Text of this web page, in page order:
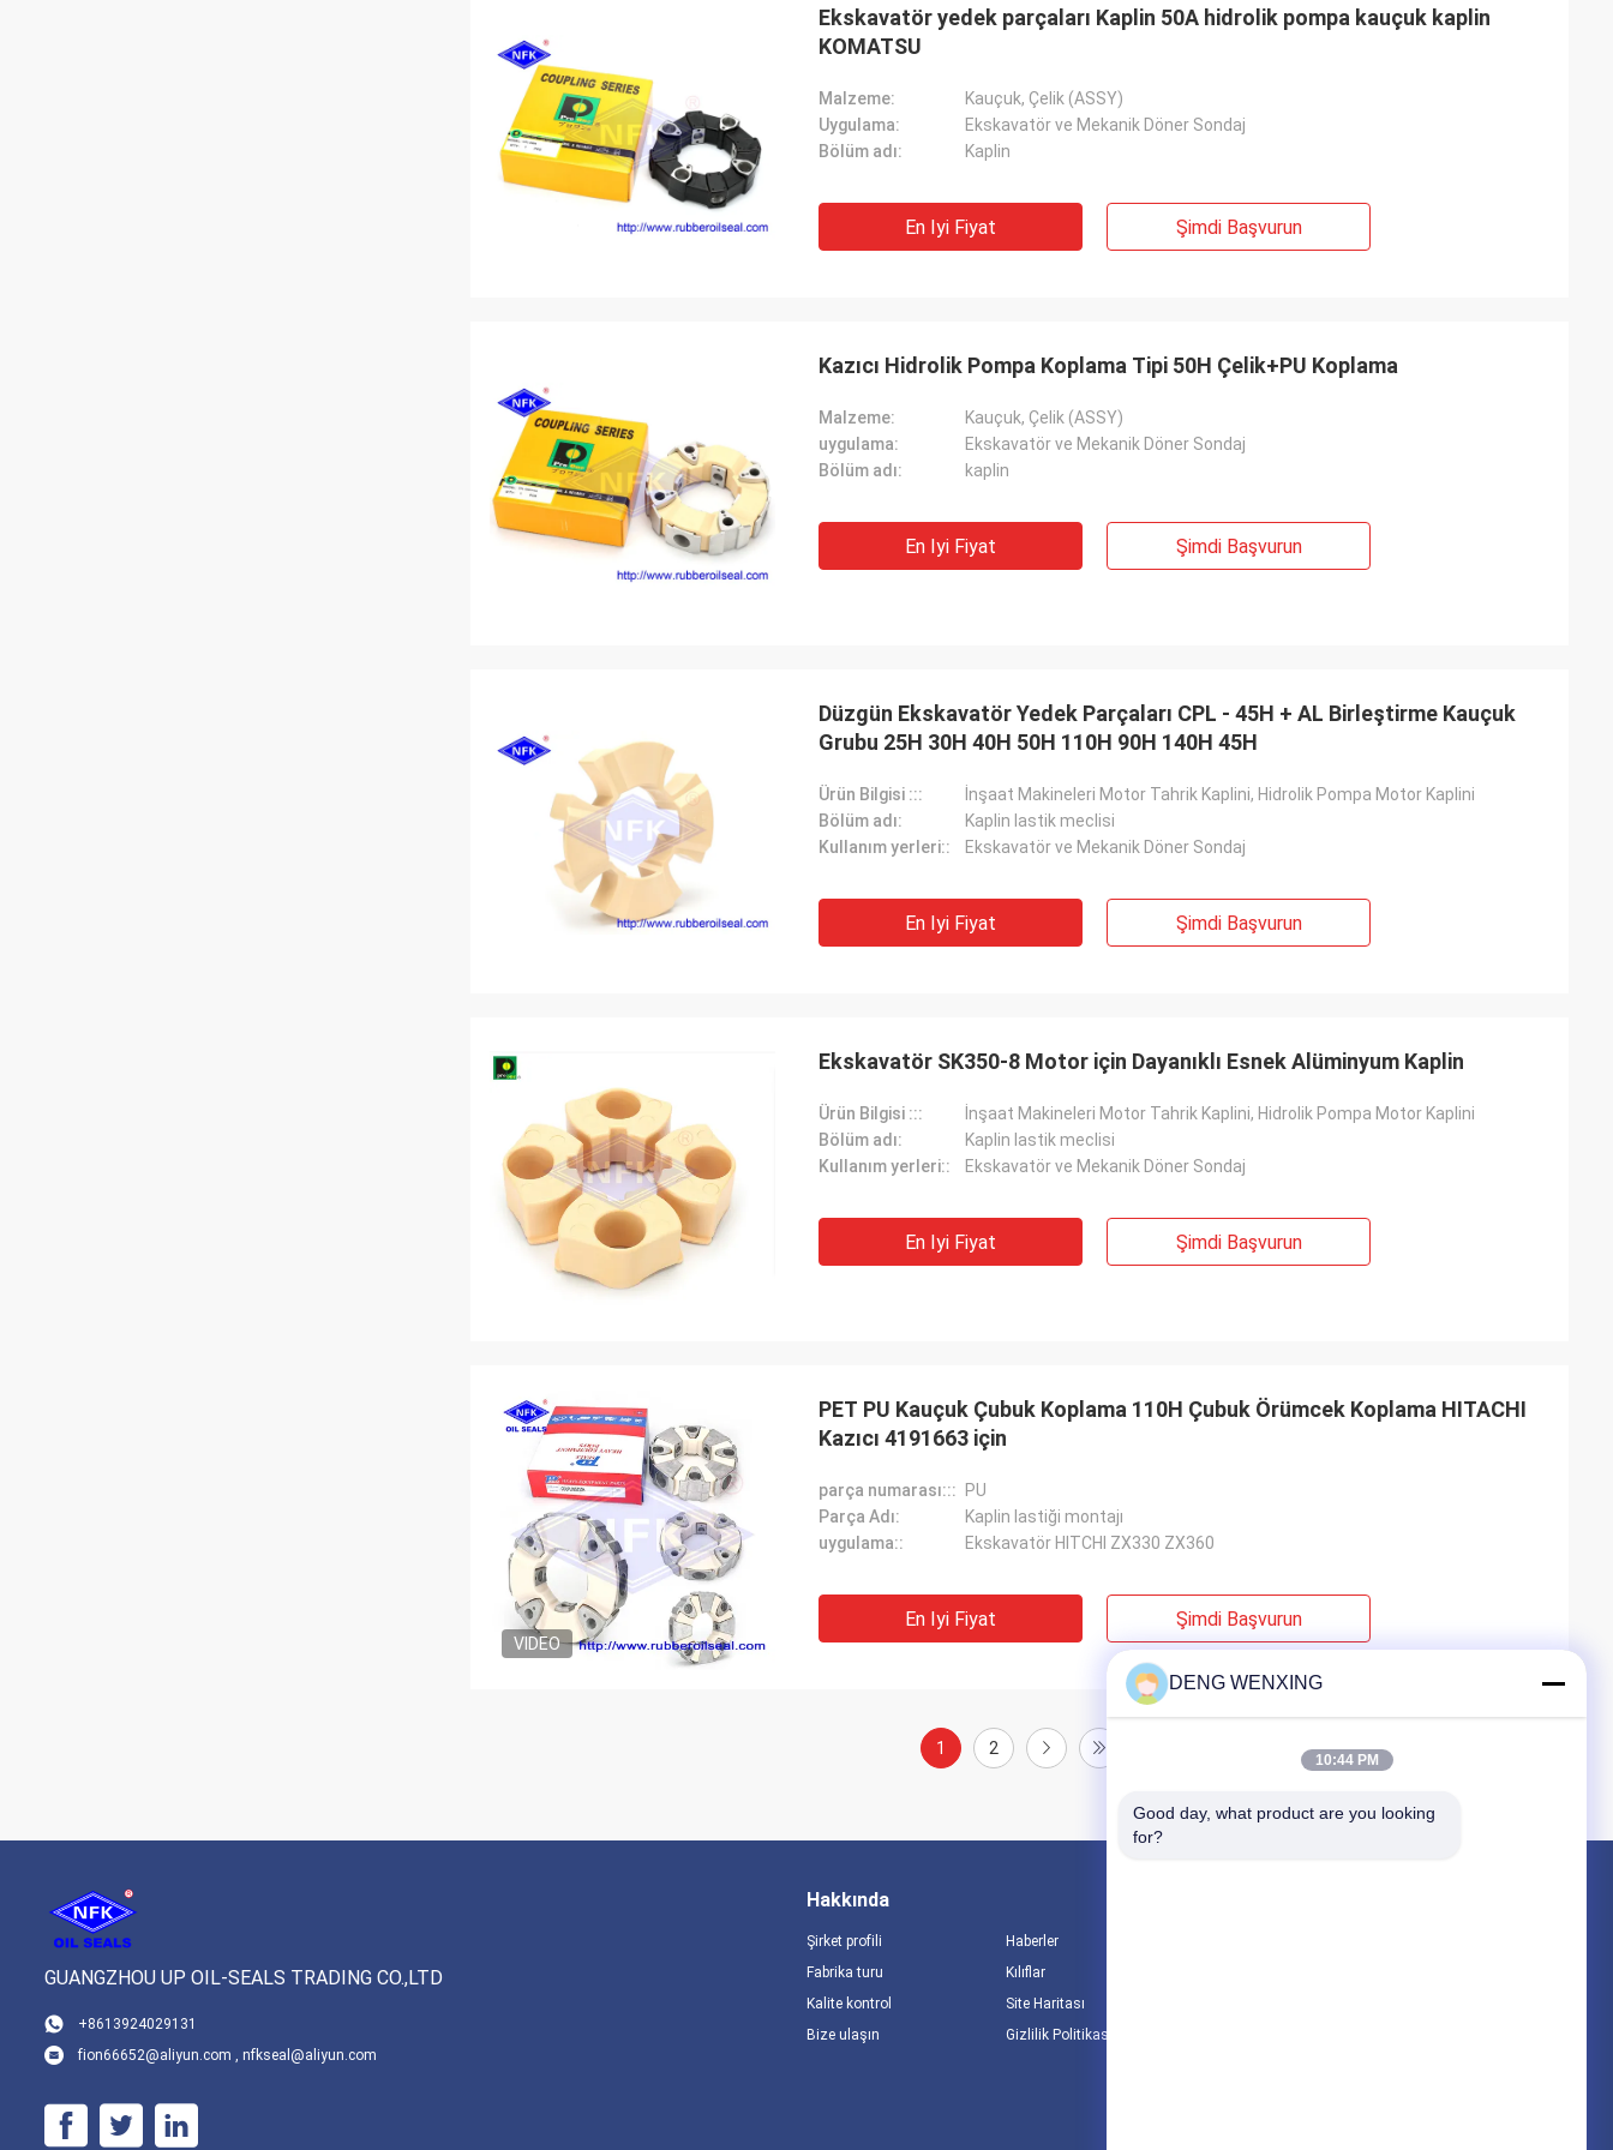
Ekskavatör yedek parçaları Kaplin 50A hidrolik pompa kauçuk kaplin
KOMATSU
Malzeme:
Kauçuk, Çelik (ASSY)
Uygulama:
Ekskavatör ve Mekanik Döner Sondaj
Bölüm adı:
Kaplin
En Iyi Fiyat Şimdi Başvurun
Kazıcı Hidrolik Pompa Koplama Tipi 50H Çelik+PU Koplama
Malzeme:
Kauçuk, Çelik (ASSY)
uygulama:
Ekskavatör ve Mekanik Döner Sondaj
Bölüm adı:
kaplin
En Iyi Fiyat Şimdi Başvurun
Düzgün Ekskavatör Yedek Parçaları CPL - 45H + AL Birleştirme Kauçuk
Grubu 25H 30H 40H 50H 110H 90H 140H 45H
Ürün Bilgisi :::
İnşaat Makineleri Motor Tahrik Kaplini, Hidrolik Pompa Motor Kaplini
Bölüm adı:
Kaplin lastik meclisi
Kullanım yerleri::
Ekskavatör ve Mekanik Döner Sondaj
En Iyi Fiyat Şimdi Başvurun
Ekskavatör SK350-8 Motor için Dayanıklı Esnek Alüminyum Kaplin
Ürün Bilgisi :::
İnşaat Makineleri Motor Tahrik Kaplini, Hidrolik Pompa Motor Kaplini
Bölüm adı:
Kaplin lastik meclisi
Kullanım yerleri::
Ekskavatör ve Mekanik Döner Sondaj
En Iyi Fiyat Şimdi Başvurun
VIDEO
PET PU Kauçuk Çubuk Koplama 110H Çubuk Örümcek Koplama HITACHI
Kazıcı 4191663 için
parça numarası:::
PU
Parça Adı:
Kaplin lastiği montajı
uygulama::
Ekskavatör HITCHI ZX330 ZX360
En Iyi Fiyat Şimdi Başvurun
1 2
GUANGZHOU UP OIL-SEALS TRADING CO.,LTD
+8613924029131
fion66652@aliyun.com , nfkseal@aliyun.com
Hakkında
Şirket profili
Fabrika turu
Kalite kontrol
Bize ulaşın
Haberler
Kılıflar
Site Haritası
Gizlilik Politikası
DENG WENXING
10:44 PM
Good day, what product are you looking
for?